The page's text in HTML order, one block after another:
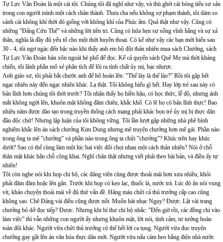
Tự Lực Văn Đoàn là một cái tội. Chúng tôi đã nghĩ như vậy, và thù ghét cái bóng tiểu sư sản
trong con người mình một cách chân thành. Thưa cha nếu không sợ phạm thánh, tôi dám so
sánh cái không khí thời đó giống với không khí của Phúc âm. Quả thật như vậy. Cũng có
những ”Đấng Cứu Thế” và những lời tiên tri. Cũng có hứa hẹn sự sống vĩnh hằng và sự xả
thân, nghĩa là đầy đủ yếu tố cho một thời huyền thoại. Có kể như vậy các bạn mới hiểu sau
30 - 4, tôi ngơ ngác đến bậc nào khi thấy anh em bộ đội thản nhiên mua sách Chưởng, sách
Tự Lực Văn Đoàn bán xôn ngoài hè phố để đọc. Kể cả quyển sách Quê Mẹ mà thời kháng
chiến, tôi lãnh phần mổ xẻ phân tích để lôi ra tính chất ủy mị, bạc nhược.
Anh giáo sư, tôi phải bắt chước anh để hô hoán lên: ”Thế lày là thế lào?” Rồi tôi gặp hết
ngạc nhiên này đến ngạc nhiên khác. Lạ thật. Tôi không hiểu gì hết. Hay lớp trẻ sau này có
bản lĩnh hơn chúng tôi thời trước? Tôi nhận thấy họ hiền hậu, có học thức, lễ độ, nhưng ánh
mắt không ngời lên, khuôn mặt không đăm chiêu, khắc khổ. Có lẽ họ có bản lĩnh thực! Bao
nhiêu năm được đào tạo trong truyền thống cách mạng phải khác bọn trẻ ủy mị bị thực dân
đầu độc chứ! Nhưng lập luận của tôi không vững. Tôi lần lượt gặp những nhà phê bình
nghiêm khắc lên án sách chưởng Kim Dung nhưng mê truyện chưởng hơn mê gái. Phần nào
trong ông ta mê ”chưởng” và phần nào trong ông ta chửi ”chưởng”? Khúc trên hay khúc
dưới? Sao có thể cùng làm một lúc hai việc đối chọi nhau một cách thản nhiên? Nói ở chỗ
thân mật khác hẳn chỗ công khai. Nghĩ chân thật nhưng viết phải theo bài bản, và điều ấy tự
nhiên!
Tôi còn nghe nói khi họp chi bộ, các đảng viên cũng được thoải mái hơn xưa nhiều, khỏi
phải đăm đăm hoặc lên gân. Trước khi họp có kẹo lạc, thuốc lá, nước trà. Lúc đó ăn nói vung
vít, kháo chuyện thoải mái về đủ thứ vấn đề. Hăng máu chửi cả thủ trưởng cấp cao cũng
không sao. Chê Đảng vài điều cũng được nốt. Muốn hát nhạc Ngụy? Được. Lật vài trang
chưởng bỏ dở đọc tiếp? Được. Nhưng khi bí thư chi bộ nhắc: ”Đến giờ rồi, các đồng chí vào
làm việc” thì vẫn những con người ấy nhưng khuôn mặt, lời nói, tình cảm, tư tưởng hoàn
toàn đổi khác. Người vừa chửi thủ trưởng có thể hết lời ca tụng. Người vừa đọc truyện
chưởng gay gắt lên án văn hóa thực dân mới. Người vừa nấu cám heo bằng điện nhà nước